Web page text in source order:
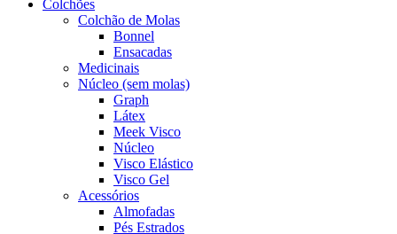
Colchões
Colchão de Molas
Bonnel
Ensacadas
Medicinais
Núcleo (sem molas)
Graph
Látex
Meek Visco
Núcleo
Visco Elástico
Visco Gel
Acessórios
Almofadas
Pés Estrados